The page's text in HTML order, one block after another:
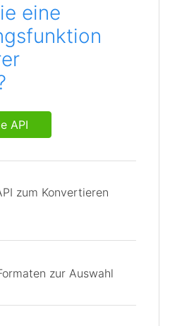
eine
API
zum Konvertieren
zur Auswahl